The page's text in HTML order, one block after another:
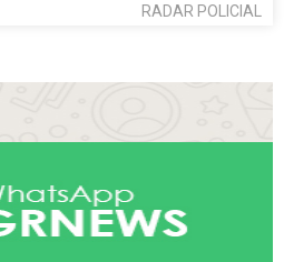
RADAR POLICIAL